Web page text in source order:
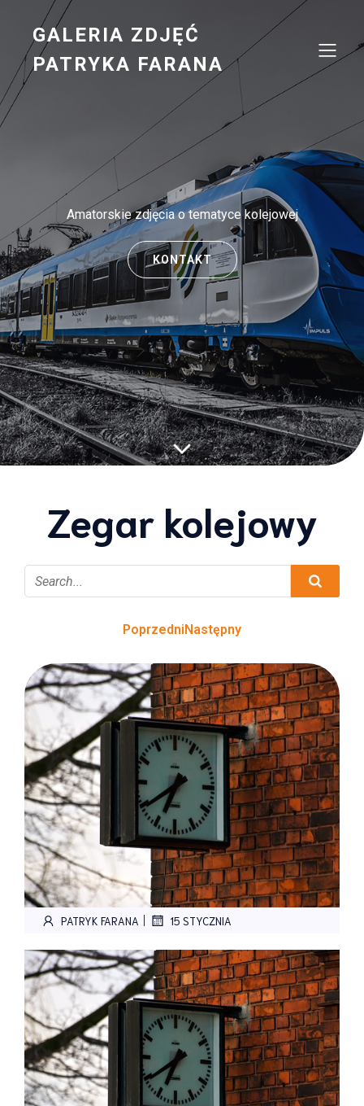
GALERIA ZDJĘĆ
PATRYKA FARANA
Amatorskie zdjęcia o tematyce kolejowej
KONTAKT
Zegar kolejowy
PoprzedniNastępny
PATRYK FARANA | 15 STYCZNIA